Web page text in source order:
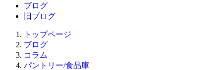
ブログ
旧ブログ
トップページ
ブログ
コラム
パントリー/食品庫